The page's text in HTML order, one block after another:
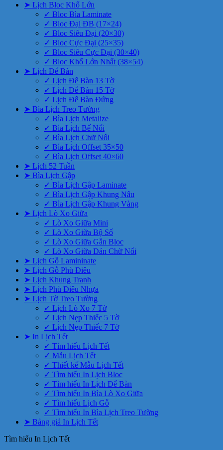
➤ Lịch Bloc Khổ Lớn
✓ Bloc Bìa Laminate
✓ Bloc Đại ĐB (17×24)
✓ Bloc Siêu Đại (20×30)
✓ Bloc Cực Đại (25×35)
✓ Bloc Siêu Cực Đại (30×40)
✓ Bloc Khổ Lớn Nhất (38×54)
➤ Lịch Để Bàn
✓ Lịch Để Bàn 13 Tờ
✓ Lịch Để Bàn 15 Tờ
✓ Lịch Để Bàn Đứng
➤ Bìa Lịch Treo Tường
✓ Bìa Lịch Metalize
✓ Bìa Lịch Bế Nổi
✓ Bìa Lịch Chữ Nổi
✓ Bìa Lịch Offset 35×50
✓ Bìa Lịch Offset 40×60
➤ Lịch 52 Tuần
➤ Bìa Lịch Gập
✓ Bìa Lịch Gập Laminate
✓ Bìa Lịch Gập Khung Nâu
✓ Bìa Lịch Gập Khung Vàng
➤ Lịch Lò Xo Giữa
✓ Lò Xo Giữa Mini
✓ Lò Xo Giữa Bộ Số
✓ Lò Xo Giữa Gắn Bloc
✓ Lò Xo Giữa Dán Chữ Nổi
➤ Lịch Gỗ Lamininate
➤ Lịch Gỗ Phù Điêu
➤ Lịch Khung Tranh
➤ Lịch Phù Điêu Nhựa
➤ Lịch Tờ Treo Tường
✓ Lịch Lò Xo 7 Tờ
✓ Lịch Nẹp Thiếc 5 Tờ
✓ Lịch Nẹp Thiếc 7 Tờ
➤ In Lịch Tết
✓ Tìm hiểu Lịch Tết
✓ Mẫu Lịch Tết
✓ Thiết kế Mẫu Lịch Tết
✓ Tìm hiểu In Lịch Bloc
✓ Tìm hiểu In Lịch Để Bàn
✓ Tìm hiểu In Bìa Lò Xo Giữa
✓ Tìm hiểu Lịch Gỗ
✓ Tìm hiểu In Bìa Lịch Treo Tường
➤ Bảng giá In Lịch Tết
Tìm hiểu In Lịch Tết